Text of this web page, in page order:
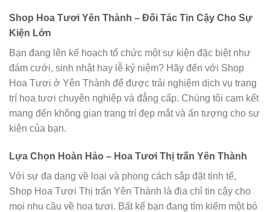
Shop Hoa Tươi Yên Thành – Đối Tác Tin Cậy Cho Sự
Kiện Lớn
Bạn đang lên kế hoạch tổ chức một sự kiện đặc biệt như
đám cưới, sinh nhật hay lễ kỷ niệm? Hãy đến với Shop
Hoa Tươi ở Yên Thành để được trải nghiệm dịch vụ trang
trí hoa tươi chuyên nghiệp và đẳng cấp. Chúng tôi cam kết
mang đến không gian trang trí đẹp mắt và ấn tượng cho sự
kiện của bạn.
Lựa Chọn Hoàn Hảo – Hoa Tươi Thị trấn Yên Thành
Với sự đa dạng về loại và phong cách sắp đặt tinh tế,
Shop Hoa Tươi Thị trấn Yên Thành là địa chỉ tin cậy cho
mọi nhu cầu về hoa tươi. Bất kể bạn đang tìm kiếm một bó